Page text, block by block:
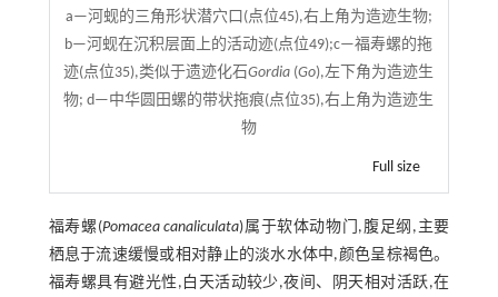
a—河蚬的三角形状潜穴口(点位45),右上角为造迹生物;
b—河蚬在沉积层面上的活动迹(点位49);c—福寿螺的拖
迹(点位35),类似于遗迹化石Gordia (Go),左下角为造迹生
物; d—中华圆田螺的带状拖痕(点位35),右上角为造迹生
物
Full size
福寿螺(Pomacea canaliculata)属于软体动物门,腹足纲,主要
栖息于流速缓慢或相对静止的淡水水体中,颜色呈棕褐色。
福寿螺具有避光性,白天活动较少,夜间、阴天相对活跃,在